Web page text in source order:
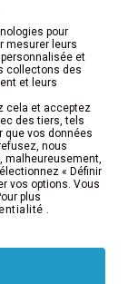
pour
mesurer leurs
et
collectons des
et leurs
cela et acceptez
des tiers, tels
que vos données
nous
malheureusement,
« Définir
vos options. Vous
plus
.